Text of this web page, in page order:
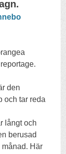
den
och tar reda
långt och
berusad
Här